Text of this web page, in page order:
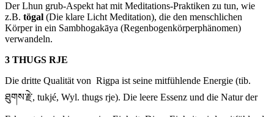
Der Lhun grub-Aspekt hat mit Meditations-Praktiken zu tun, wie
z.B. tögal (Die klare Licht Meditation), die den menschlichen
Körper in ein Sambhogakāya (Regenbogenkörperphänomen)
verwandeln.
3 THUGS RJE
Die dritte Qualität von Rigpa ist seine mitfühlende Energie (tib.
ཐུགས་རྗེ་, tukjé, Wyl. thugs rje). Die leere Essenz und die Natur der